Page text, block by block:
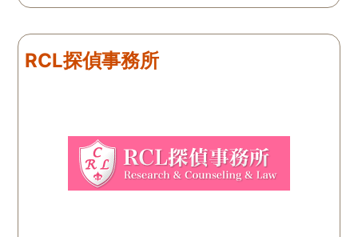
れ、私は一度相談してみま
に見積もりをもらったとこ
ろ、それほど財布への負担
複雑ですが感謝していま
もう大丈夫かと思います
RCL探偵事務所